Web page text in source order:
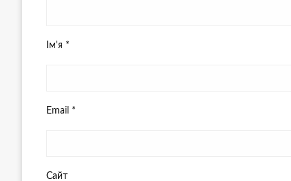
Ім'я *
Email *
Сайт